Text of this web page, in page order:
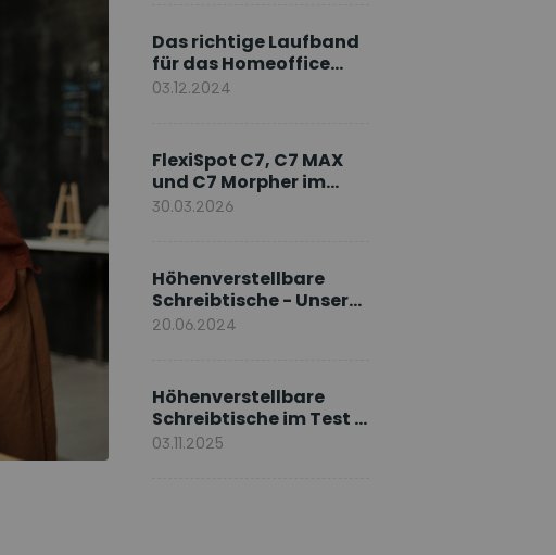
Das richtige Laufband
für das Homeoffice
wählen
03.12.2024
FlexiSpot C7, C7 MAX
und C7 Morpher im
Vergleich: Welches
30.03.2026
Höhenverstellbare
Schreibtische - Unsere
E7-Serie
20.06.2024
Höhenverstellbare
Schreibtische im Test –
Die besten Standing
03.11.2025